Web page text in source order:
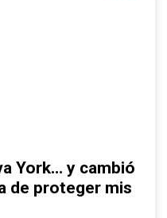
York… y cambió
de proteger mis